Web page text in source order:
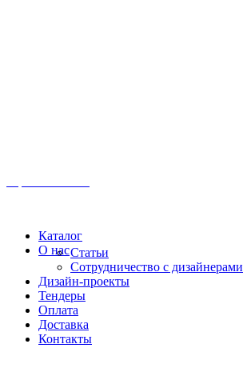
Каталог
О насСтатьи
Сотрудничество с дизайнерами
Дизайн-проекты
Тендеры
Оплата
Доставка
Контакты